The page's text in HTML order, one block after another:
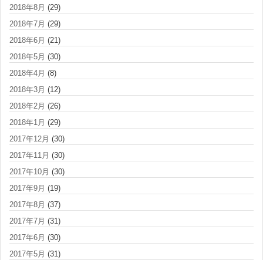
2018年8月 (29)
2018年7月 (29)
2018年6月 (21)
2018年5月 (30)
2018年4月 (8)
2018年3月 (12)
2018年2月 (26)
2018年1月 (29)
2017年12月 (30)
2017年11月 (30)
2017年10月 (30)
2017年9月 (19)
2017年8月 (37)
2017年7月 (31)
2017年6月 (30)
2017年5月 (31)